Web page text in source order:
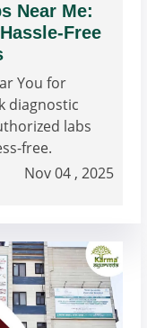
Near Me:
Free
You for
diagnostic
labs
free.
Nov 04 , 2025